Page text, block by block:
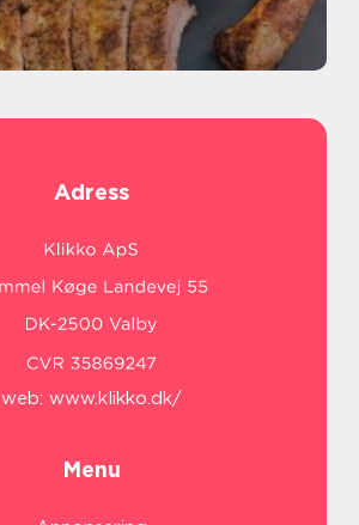
Adress
web: www.klikko.dk/
Menu